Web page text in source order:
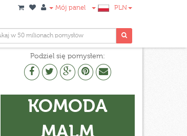
Mój panel PLN
Podziel się pomysłem:
KOMODA